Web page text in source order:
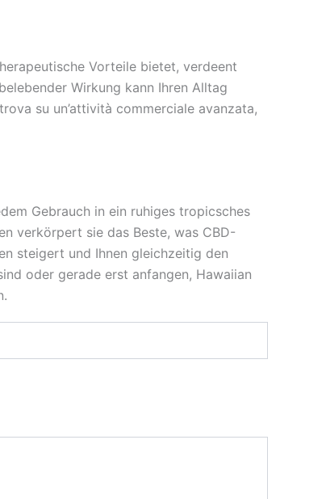
Vorteile bietet, verdeent
Wirkung kann Ihren Alltag
su un’attività commerciale avanzata,
Gebrauch in ein ruhiges tropicsches
verkörpert sie das Beste, was CBD-
steigert und Ihnen gleichzeitig den
oder gerade erst anfangen, Hawaiian